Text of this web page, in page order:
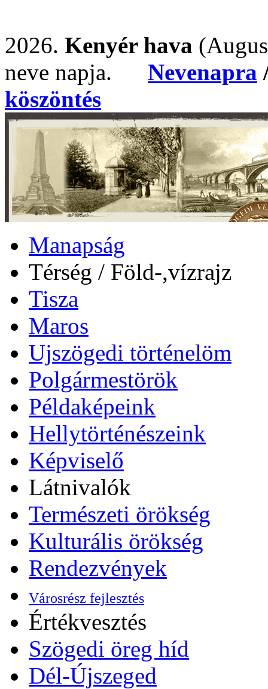
2026. Kenyér hava
neve napja. Nevenapra
köszöntés
Manapság
Térség / Föld-,vízrajz
Tisza
Maros
Ujszögedi történelöm
Polgármestörök
Példaképeink
Hellytörténészeink
Képviselő
Látnivalók
Természeti örökség
Kulturális örökség
Rendezvények
Városrész fejlesztés
Értékvesztés
Szögedi öreg híd
Dél-Újszeged